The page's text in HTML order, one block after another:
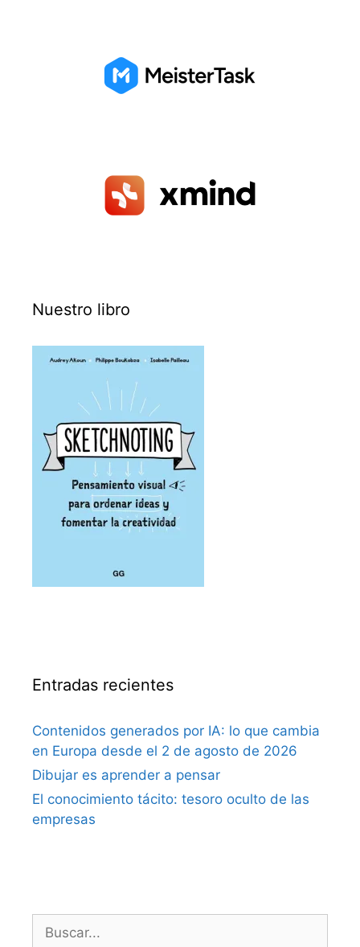
Nuestro libro
Entradas recientes
Contenidos generados por IA: lo que cambia
en Europa desde el 2 de agosto de 2026
Dibujar es aprender a pensar
El conocimiento tácito: tesoro oculto de las
empresas
Buscar: